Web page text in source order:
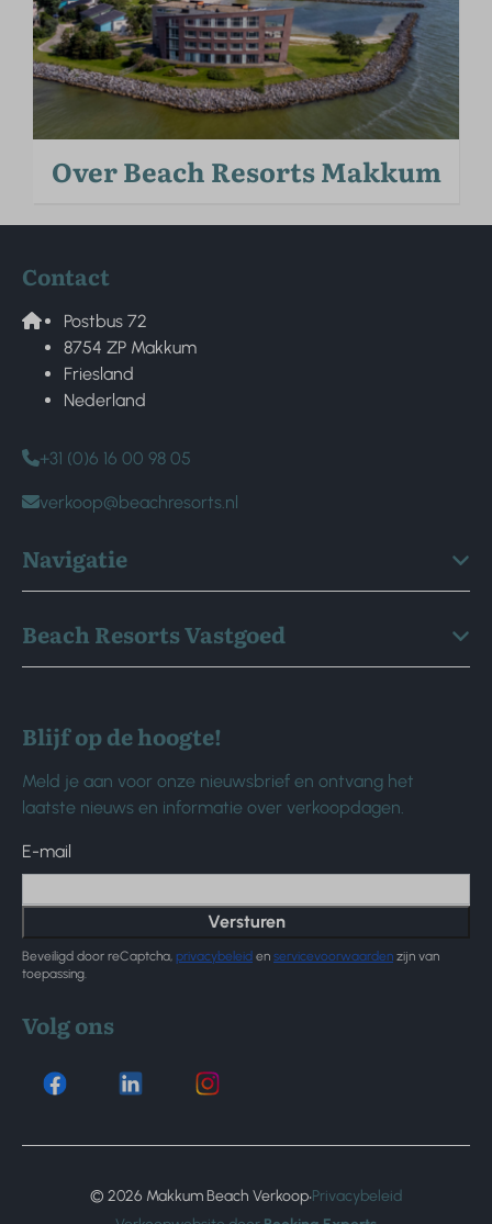
Over Beach Resorts Makkum
Contact
Postbus 72
8754 ZP Makkum
Friesland
Nederland
+31 (0)6 16 00 98 05
verkoop@beachresorts.nl
Navigatie
Beach Resorts Vastgoed
Blijf op de hoogte!
Meld je aan voor onze nieuwsbrief en ontvang het
laatste nieuws en informatie over verkoopdagen.
E-mail
Versturen
Beveiligd door reCaptcha, privacybeleid en servicevoorwaarden zijn van
toepassing.
Volg ons
© 2026 Makkum Beach Verkoop·Privacybeleid